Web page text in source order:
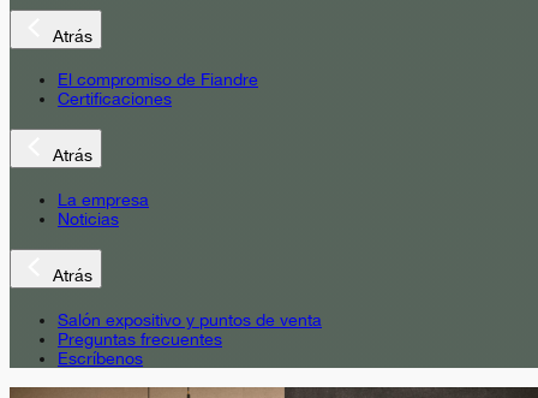
Atrás
El compromiso de Fiandre
Certificaciones
Atrás
La empresa
Noticias
Atrás
Salón expositivo y puntos de venta
Preguntas frecuentes
Escríbenos